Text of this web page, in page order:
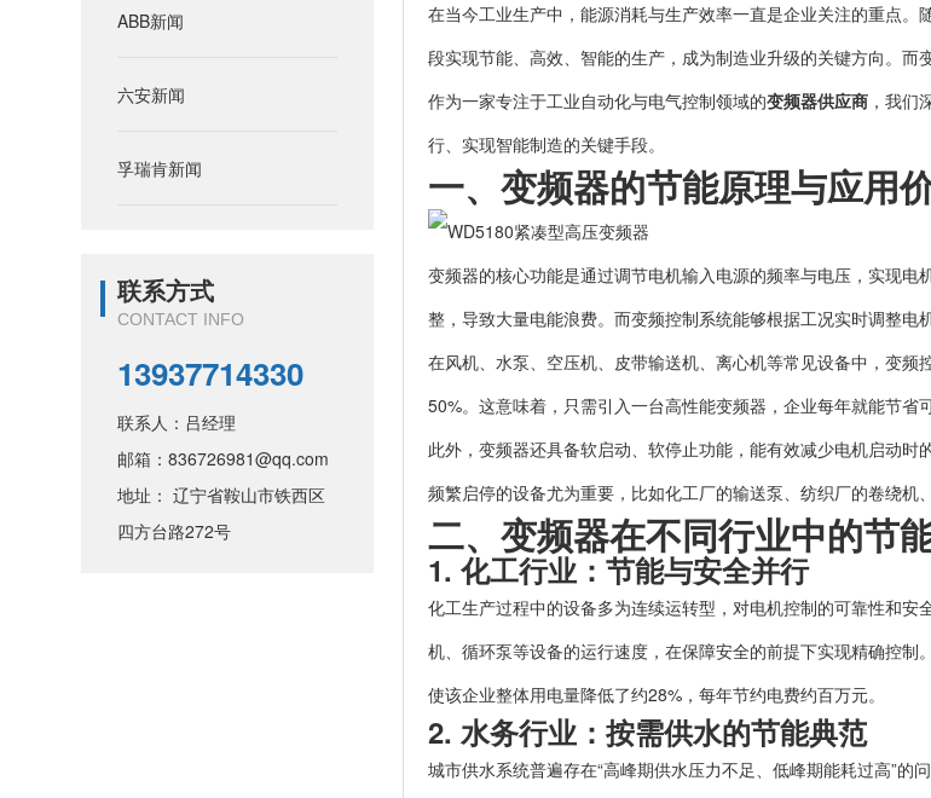
ABB新闻
六安新闻
孚瑞肯新闻
联系方式
CONTACT INFO
13937714330
联系人：吕经理
邮箱：836726981@qq.com
地址： 辽宁省鞍山市铁西区
四方台路272号
在当今工业生产中，能源消耗与生产效率一直是企业关注的重点
段实现节能、高效、智能的生产，成为制造业升级的关键方向。而
作为一家专注于工业自动化与电气控制领域的变频器供应商 ，我们
行、实现智能制造的关键手段。
一、变频器的节能原理与应用
变频器的核心功能是通过调节电机输入电源的频率与电压，实现
整，导致大量电能浪费。而变频控制系统能够根据工况实时调整电
在风机、水泵、空压机、皮带输送机、离心机等常见设备中，变
50%。这意味着，只需引入一台高性能变频器，企业每年就能节省
此外，变频器还具备软启动、软停止功能，能有效减少电机启动
频繁启停的设备尤为重要，比如化工厂的输送泵、纺织厂的卷绕机
二、变频器在不同行业中的节
1. 化工行业：节能与安全并行
化工生产过程中的设备多为连续运转型，对电机控制的可靠性和
机、循环泵等设备的运行速度，在保障安全的前提下实现精确控
使该企业整体用电量降低了约28%，每年节约电费约百万元。
2. 水务行业：按需供水的节能典范
城市供水系统普遍存在“高峰期供水压力不足、低峰期能耗过高”